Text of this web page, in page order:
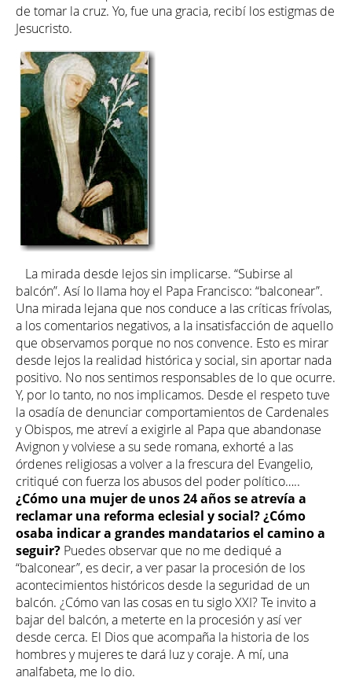
de tomar la cruz. Yo, fue una gracia, recibí los estigmas de
Jesucristo.
La mirada desde lejos sin implicarse. “Subirse al
balcón”. Así lo llama hoy el Papa Francisco: “balconear”.
Una mirada lejana que nos conduce a las críticas frívolas,
a los comentarios negativos, a la insatisfacción de aquello
que observamos porque no nos convence. Esto es mirar
desde lejos la realidad histórica y social, sin aportar nada
positivo. No nos sentimos responsables de lo que ocurre.
Y, por lo tanto, no nos implicamos. Desde el respeto tuve
la osadía de denunciar comportamientos de Cardenales
y Obispos, me atreví a exigirle al Papa que abandonase
Avignon y volviese a su sede romana, exhorté a las
órdenes religiosas a volver a la frescura del Evangelio,
critiqué con fuerza los abusos del poder político…..
¿Cómo una mujer de unos 24 años se atrevía a
reclamar una reforma eclesial y social? ¿Cómo
osaba indicar a grandes mandatarios el camino a
seguir? Puedes observar que no me dediqué a
“balconear”, es decir, a ver pasar la procesión de los
acontecimientos históricos desde la seguridad de un
balcón. ¿Cómo van las cosas en tu siglo XXI? Te invito a
bajar del balcón, a meterte en la procesión y así ver
desde cerca. El Dios que acompaña la historia de los
hombres y mujeres te dará luz y coraje. A mí, una
analfabeta, me lo dio.